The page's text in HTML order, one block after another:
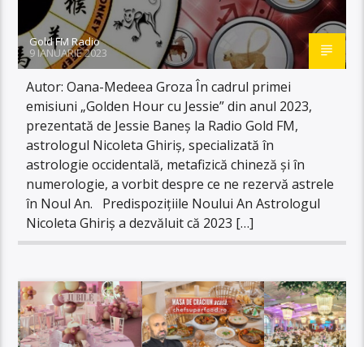
Gold FM Radio
9 IANUARIE 2023
Autor: Oana-Medeea Groza În cadrul primei
emisiuni „Golden Hour cu Jessie” din anul 2023,
prezentată de Jessie Baneș la Radio Gold FM,
astrologul Nicoleta Ghiriș, specializată în
astrologie occidentală, metafizică chineză și în
numerologie, a vorbit despre ce ne rezervă astrele
în Noul An. Predispozițiile Noului An Astrologul
Nicoleta Ghiriș a dezvăluit că 2023 […]